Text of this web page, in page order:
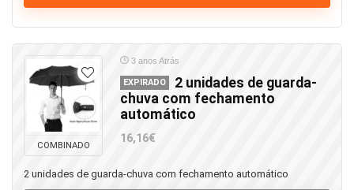
COMBINADO
3 anos Atrás
EXPIRADO
2 unidades de guarda-
chuva com fechamento
automático
16,16€
2 unidades de guarda-chuva com fechamento automático